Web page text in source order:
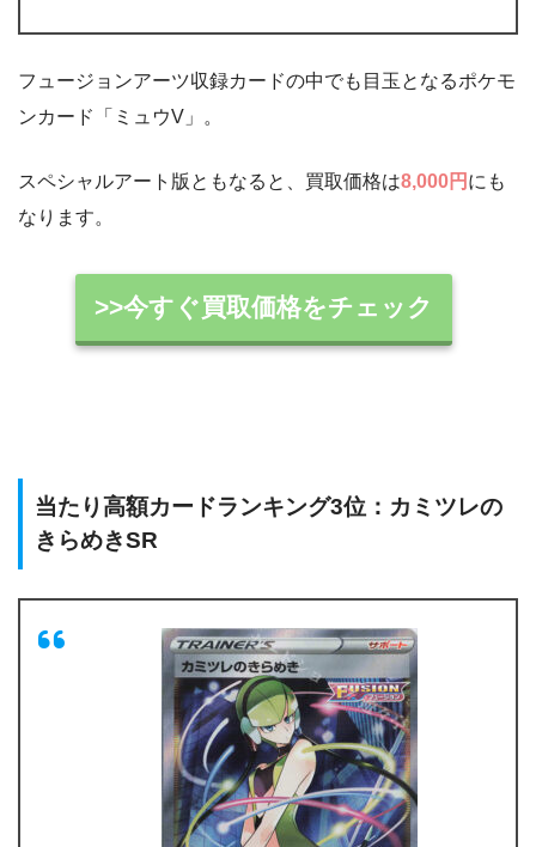
フュージョンアーツ収録カードの中でも目玉となるポケモ
ンカード「ミュウV」。
スペシャルアート版ともなると、買取価格は8,000円 にも
なります。
>>今すぐ買取価格をチェック
当たり高額カードランキング3位：カミツレの
きらめきSR